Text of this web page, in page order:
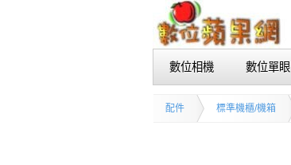
數位相機 數位單眼
配件 標準機櫃/機箱